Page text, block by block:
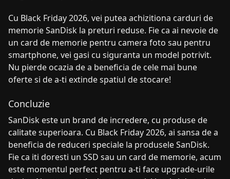
Cu Black Friday 2026, vei putea achizitiona carduri de
memorie SanDisk la preturi reduse. Fie ca ai nevoie de
un card de memorie pentru camera foto sau pentru
smartphone, vei gasi cu siguranta un model potrivit.
Nu pierde ocazia de a beneficia de cele mai bune
oferte si de a-ti extinde spatiul de stocare!
Concluzie
SanDisk este un brand de incredere, cu produse de
calitate superioara. Cu Black Friday 2026, ai sansa de a
beneficia de reduceri speciale la produsele SanDisk.
Fie ca iti doresti un SSD sau un card de memorie, acum
este momentul perfect pentru a-ti face upgrade-urile